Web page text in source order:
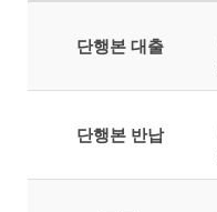
단행본 대출
단행본 반납